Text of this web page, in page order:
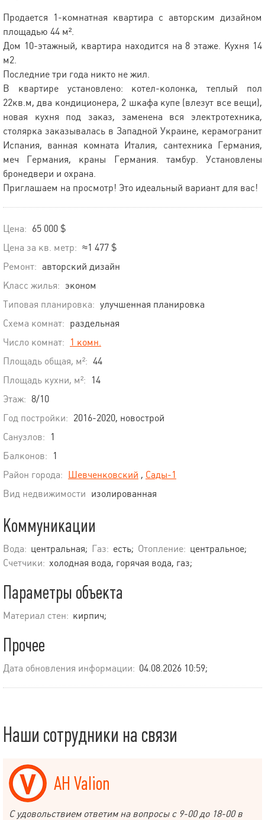
Продается 1-комнатная квартира с авторским дизайном
площадью 44 м².
Дом 10-этажный, квартира находится на 8 этаже. Кухня 14
м2.
Последние три года никто не жил.
В квартире установлено: котел-колонка, теплый пол
22кв.м, два кондиционера, 2 шкафа купе (влезут все вещи),
новая кухня под заказ, заменена вся электротехника,
столярка заказывалась в Западной Украине, керамогранит
Испания, ванная комната Италия, сантехника Германия,
меч Германия, краны Германия. тамбур. Установлены
бронедвери и охрана.
Приглашаем на просмотр! Это идеальный вариант для вас!
Цена: 65 000 $
Цена за кв. метр: ≈1 477 $
Ремонт: авторский дизайн
Класс жилья: эконом
Типовая планировка: улучшенная планировка
Схема комнат: раздельная
Число комнат:
1 комн.
Площадь общая, м²: 44
Площадь кухни, м²:
14
Этаж: 8/10
Год постройки: 2016-2020, новострой
Санузлов:
1
Балконов:
1
Район города: Шевченковский , Сады-1
Вид недвижимости изолированная
Коммуникации
Вода: центральная; Газ: есть; Отопление: центральное;
Счетчики: холодная вода, горячая вода, газ;
Параметры объекта
Материал стен: кирпич;
Прочее
Дата обновления информации: 04.08.2026 10:59;
Наши сотрудники на связи
АН Valion
С удовольствием ответим на вопросы с 9-00 до 18-00 в